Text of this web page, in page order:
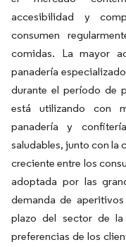
accesibilidad y
consumen
comidas. La mayor
panadería
durante el período de
está utilizando con
panadería y
saludables, junto con la
creciente entre los
adoptada por las
demanda de
plazo del sector de
preferencias de los